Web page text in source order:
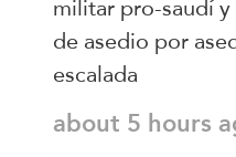
de asedio por
escalada
about 5 hours